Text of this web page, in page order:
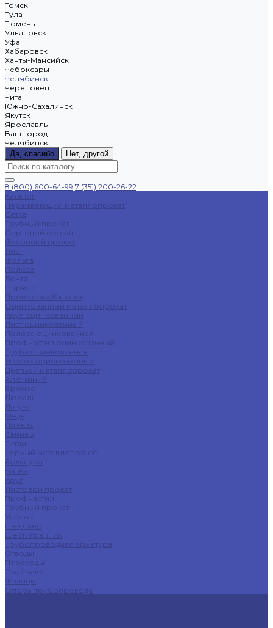
Томск
Тула
Тюмень
Ульяновск
Уфа
Хабаровск
Ханты-Мансийск
Чебоксары
Челябинск
Череповец
Чита
Южно-Сахалинск
Якутск
Ярославль
Ваш город
Челябинск
Да, спасибо
Нет, другой
8 (800) 600-64-99 7 (351) 200-26-22
Каталог
Нержавеющий металлопрокат
Сетка
Трубный прокат
Сортовой прокат
Фасонный прокат
Лист
Фольга
Полоса
Лента
Штрипс
Проволока/Катанка
Оцинкованный металлопрокат
Круг оцинкованный
Лист оцинкованный
Полоса оцинкованная
Профнастил оцинкованный
Труба оцинкованная
Уголок оцинкованный
Цветной металлопрокат
Алюминий
Бронза
Дюраль
Латунь
Медь
Никель
Свинец
Титан
Черный металлопрокат
Арматура
Балка
Круг
Листовой прокат
Профнастил
Трубный прокат
Уголок
Швеллер
Шестигранник
Трубопроводная арматура
Отводы
Переходы
Тройники
Фланцы
Опоры трубопровода